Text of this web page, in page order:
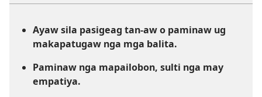
Ayaw sila pasigeag tan-aw o paminaw ug
makapatugaw nga mga balita.
Paminaw nga mapailobon, sulti nga may
empatiya.